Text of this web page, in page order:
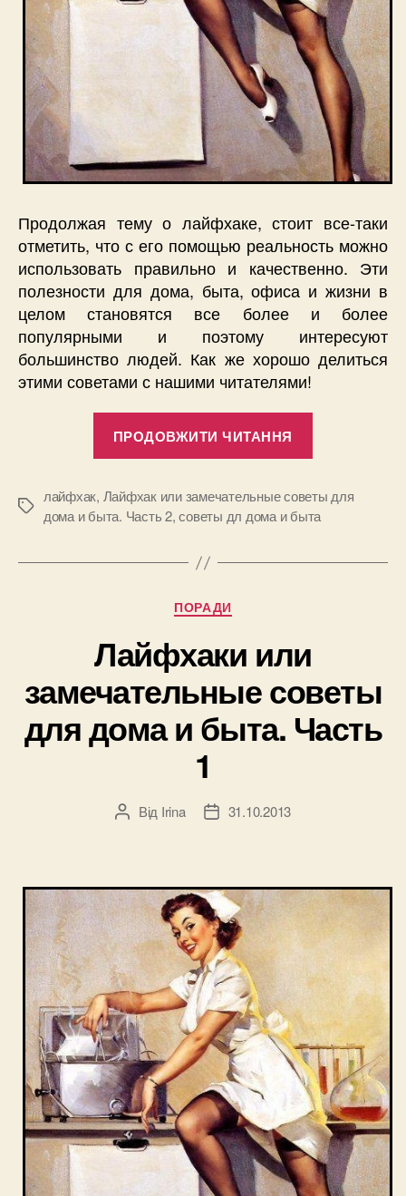
Продолжая тему о лайфхаке, стоит все-таки
отметить, что с его помощью реальность можно
использовать правильно и качественно. Эти
полезности для дома, быта, офиса и жизни в
целом становятся все более и более
популярными и поэтому интересуют
большинство людей. Как же хорошо делиться
этими советами с нашими читателями!
ПРОДОВЖИТИ ЧИТАННЯ
советы
для
и
Позначки
лайфхак, Лайфхак или замечательные советы для
дома и быта. Часть 2,советы дл дома и быта
Категорії
ПОРАДИ
Лайфхаки или
замечательные советы
для дома и быта. Часть
1
Автор
Від Irina
Дата31.10.2013